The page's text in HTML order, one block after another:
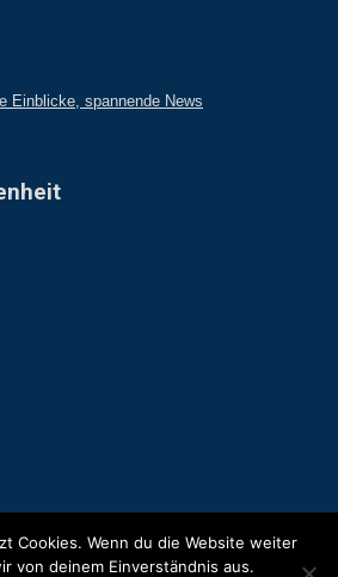
Einblicke, spannende News
Cookies. Wenn du die Website weiter
von deinem Einverständnis aus.